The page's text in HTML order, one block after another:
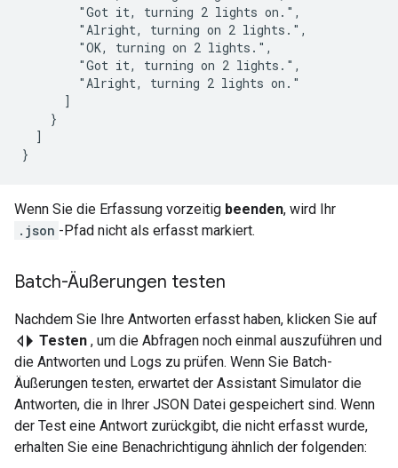
        "Got it, turning 2 lights on.",
        "Alright, turning on 2 lights.",
        "OK, turning on 2 lights.",
        "Got it, turning on 2 lights.",
        "Alright, turning 2 lights on."
      ]
    }
  ]
Wenn Sie die Erfassung vorzeitig beenden, wird Ihr
.json -Pfad nicht als erfasst markiert.
Batch-Äußerungen testen
Nachdem Sie Ihre Antworten erfasst haben, klicken Sie auf
switch_left Testen , um die Abfragen noch einmal auszuführen und
die Antworten und Logs zu prüfen. Wenn Sie Batch-
Äußerungen testen, erwartet der Assistant Simulator die
Antworten, die in Ihrer JSON Datei gespeichert sind. Wenn
der Test eine Antwort zurückgibt, die nicht erfasst wurde,
erhalten Sie eine Benachrichtigung ähnlich der folgenden: